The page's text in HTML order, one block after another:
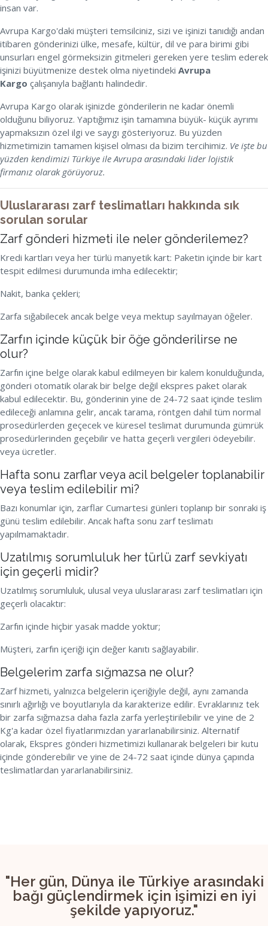
insan var.
Avrupa Kargo'daki müşteri temsilciniz, sizi ve işinizi tanıdığı andan
itibaren gönderinizi ülke, mesafe, kültür, dil ve para birimi gibi
unsurları engel görmeksizin gitmeleri gereken yere teslim ederek
işinizi büyütmenize destek olma niyetindeki Avrupa
Kargo çalışanıyla bağlantı halindedir.
Avrupa Kargo olarak işinizde gönderilerin ne kadar önemli
olduğunu biliyoruz. Yaptığımız işin tamamına büyük- küçük ayrımı
yapmaksızın özel ilgi ve saygı gösteriyoruz. Bu yüzden
hizmetimizin tamamen kişisel olması da bizim tercihimiz. Ve işte bu
yüzden kendimizi Türkiye ile Avrupa arasındaki lider lojistik
firmanız olarak görüyoruz.
Uluslararası zarf teslimatları hakkında sık
sorulan sorular
Zarf gönderi hizmeti ile neler gönderilemez?
Kredi kartları veya her türlü manyetik kart: Paketin içinde bir kart
tespit edilmesi durumunda imha edilecektir;
Nakit, banka çekleri;
Zarfa sığabilecek ancak belge veya mektup sayılmayan öğeler.
Zarfın içinde küçük bir öğe gönderilirse ne
olur?
Zarfın içine belge olarak kabul edilmeyen bir kalem konulduğunda,
gönderi otomatik olarak bir belge değil ekspres paket olarak
kabul edilecektir. Bu, gönderinin yine de 24-72 saat içinde teslim
edileceği anlamına gelir, ancak tarama, röntgen dahil tüm normal
prosedürlerden geçecek ve küresel teslimat durumunda gümrük
prosedürlerinden geçebilir ve hatta geçerli vergileri ödeyebilir.
veya ücretler.
Hafta sonu zarflar veya acil belgeler toplanabilir
veya teslim edilebilir mi?
Bazı konumlar için, zarflar Cumartesi günleri toplanıp bir sonraki iş
günü teslim edilebilir. Ancak hafta sonu zarf teslimatı
yapılmamaktadır.
Uzatılmış sorumluluk her türlü zarf sevkiyatı
için geçerli midir?
Uzatılmış sorumluluk, ulusal veya uluslararası zarf teslimatları için
geçerli olacaktır:
Zarfın içinde hiçbir yasak madde yoktur;
Müşteri, zarfın içeriği için değer kanıtı sağlayabilir.
Belgelerim zarfa sığmazsa ne olur?
Zarf hizmeti, yalnızca belgelerin içeriğiyle değil, aynı zamanda
sınırlı ağırlığı ve boyutlarıyla da karakterize edilir. Evraklarınız tek
bir zarfa sığmazsa daha fazla zarfa yerleştirilebilir ve yine de 2
Kg'a kadar özel fiyatlarımızdan yararlanabilirsiniz. Alternatif
olarak, Ekspres gönderi hizmetimizi kullanarak belgeleri bir kutu
içinde gönderebilir ve yine de 24-72 saat içinde dünya çapında
teslimatlardan yararlanabilirsiniz.
"Her gün, Dünya ile Türkiye arasındaki
bağı güçlendirmek için işimizi en iyi
şekilde yapıyoruz."